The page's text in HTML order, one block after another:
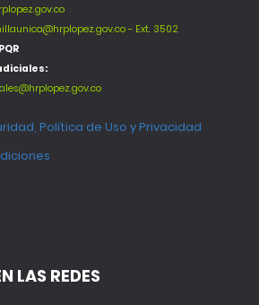
- Ext. 3502
Política de Uso y Privacidad
LAS REDES